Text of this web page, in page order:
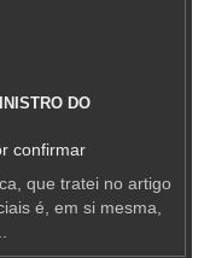
DO
confirmar
que tratei no artigo
é, em si mesma,